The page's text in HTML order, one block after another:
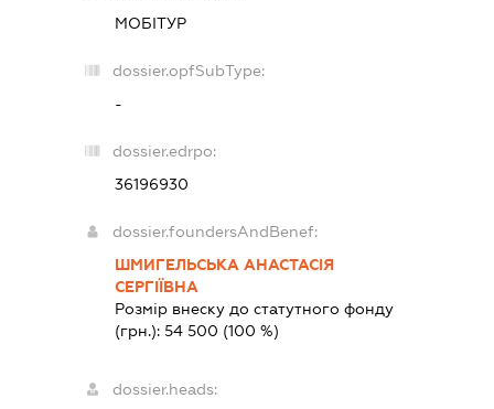
МОБІТУР
dossier.opfSubType:
-
dossier.edrpo:
36196930
dossier.foundersAndBenef:
ШМИГЕЛЬСЬКА АНАСТАСІЯ
СЕРГІЇВНА
Розмір внеску до статутного фонду
(грн.):54 500 (100 %)
dossier.heads: